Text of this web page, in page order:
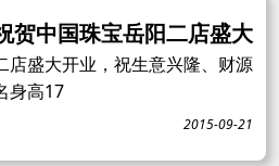
中国珠宝岳阳二店盛大
店盛大开业，祝生意兴隆、财源
身高17
2015-09-21